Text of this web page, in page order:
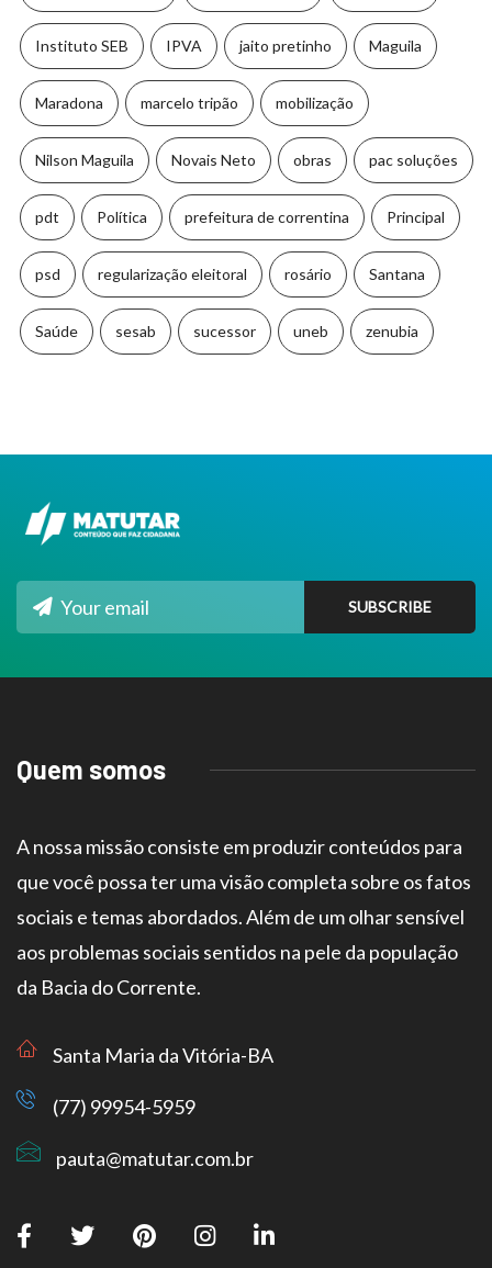
Instituto SEB IPVA jaito pretinho Maguila
Maradona marcelo tripão mobilização
Nilson Maguila Novais Neto obras pac soluções
pdt Política prefeitura de correntina Principal
psd regularização eleitoral rosário Santana
Saúde sesab sucessor uneb zenubia
Quem somos
A nossa missão consiste em produzir conteúdos para
que você possa ter uma visão completa sobre os fatos
sociais e temas abordados. Além de um olhar sensível
aos problemas sociais sentidos na pele da população
da Bacia do Corrente.
Santa Maria da Vitória-BA
(77) 99954-5959
pauta@matutar.com.br